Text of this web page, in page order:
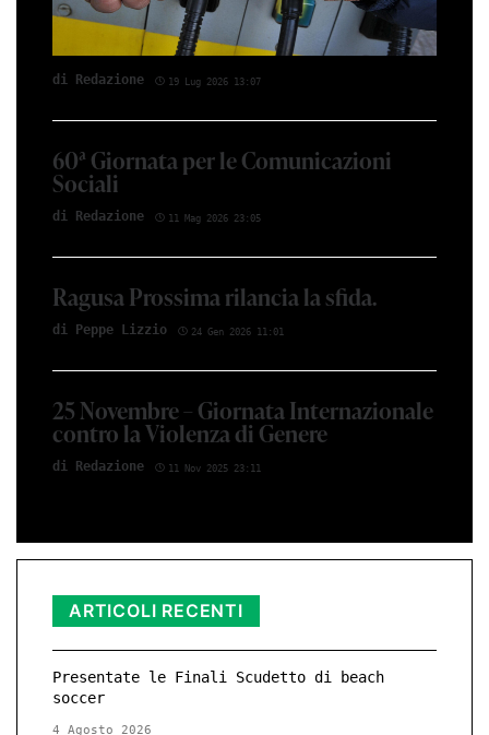
di Red­azio­ne 19 Lug 2026 13:07
60ª Giornata per le Comunicazioni
Sociali
di Red­azio­ne 11 Mag 2026 23:05
Ragusa Prossima rilancia la sfida.
di Peppe Li­z­zio 24 Gen 2026 11:01
25 Novembre – Giornata Internazionale
contro la Violenza di Genere
di Red­azio­ne 11 Nov 2025 23:11
ARTICOLI RECENTI
Presentate le Finali Scudetto di beach
soccer
4 Agosto 2026